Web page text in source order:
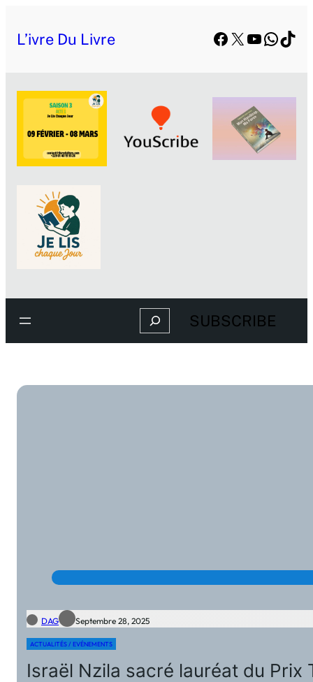
L’ivre Du Livre Facebook
X YouTube
Search SUBSCRIBE
DAG Septembre 28, 2025
ACTUALITÉS / EVÉNEMENTS
Israël Nzila sacré lauréat du Prix